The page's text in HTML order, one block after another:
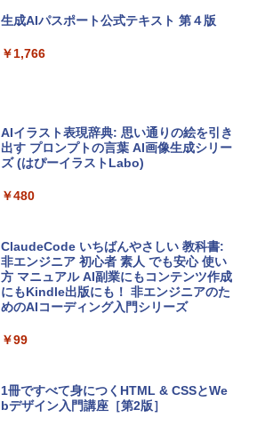
Apple 2026 MacBook Neo A18 Proチッ
e Intelligence、Liquid Retinaディスプ
￥162,598
tomtoc 360°保護 15.6 16インチ パソコ
￥2,952
Apple 2026 MacBook Air M5チップ搭載
igence、13.6インチLiquid Retinaディ
ラ、Touch ID - ミッドナイト + 3年延長
AppleCare+ for 13インチMacBook Air
(M5)|ダウンロード版
Robloxギフトカード - 800 Robux 【限
インゲームコード】 ロブロックス | オン
Microsoft Office Home & Business 202
4(最新 永続版)|オンラインコード版|Wind
Robloxギフトカード - 2,000 Robux 【限
定バーチャルアイテムを含む】 【オンラ
インゲームコード】 ロブロックス | オン
ラインコード版
￥3,200
Robloxギフトカード - 1000 Robux 【限
定バーチャルアイテムを含む】 【オンラ
生成AIパスポート公式テキスト 第４版
￥1,766
AIイラスト表現辞典: 思い通りの絵を引き
出す プロンプトの言葉 AI画像生成シリー
ズ (はぴーイラストLabo)
￥480
ClaudeCode いちばんやさしい 教科書:
非エンジニア 初心者 素人 でも安心 使い
方 マニュアル AI副業にもコンテンツ作成
にもKindle出版にも！ 非エンジニアのた
めのAIコーディング入門シリーズ
￥99
1冊ですべて身につくHTML & CSSとWe
bデザイン入門講座［第2版］